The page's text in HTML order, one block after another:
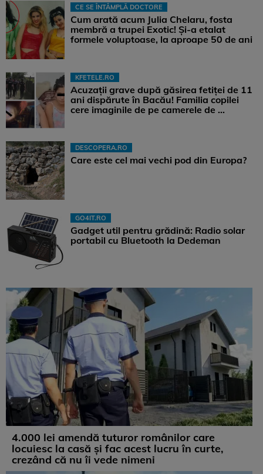
CE SE ÎNTÂMPLĂ DOCTORE
Cum arată acum Julia Chelaru, fosta
membră a trupei Exotic! Și-a etalat
formele voluptoase, la aproape 50 de ani
KFETELE.RO
Acuzații grave după găsirea fetiței de 11
ani dispărute în Bacău! Familia copilei
cere imaginile de pe camerele de ...
DESCOPERA.RO
Care este cel mai vechi pod din Europa?
GO4IT.RO
Gadget util pentru grădină: Radio solar
portabil cu Bluetooth la Dedeman
4.000 lei amendă tuturor românilor care
locuiesc la casă și fac acest lucru în curte,
crezând că nu îi vede nimeni